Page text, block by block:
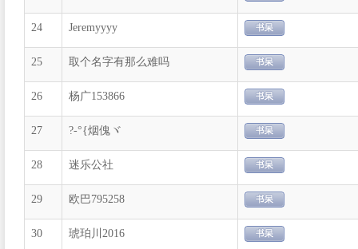
24 Jeremyyyy
25 取个名字有那么难吗
26 杨广153866
27 ?-°{烟傀ヾ
28 迷乐公社
29 欧巴795258
30 琥珀川2016